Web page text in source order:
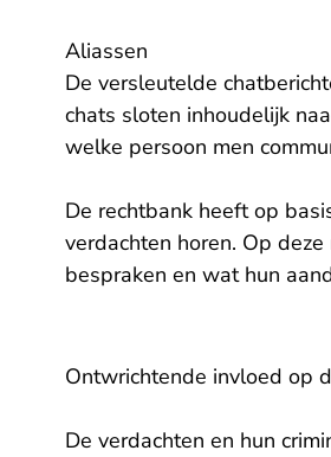
Aliassen
De versleutelde
chats sloten inhoudelijk
welke persoon men
De rechtbank heeft op
verdachten horen. Op
bespraken en wat hun
Ontwrichtende invloed op
De verdachten en hun